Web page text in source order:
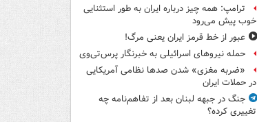
ترامپ: همه چیز درباره ایران به طور استثنایی
خوب پیش می‌رود
عبور از خط قرمز ایران یعنی مرگ!
حمله نیروهای اسرائیلی به خبرنگار پرس‌تی‌وی
«ضربه مغزی» شدن صدها نظامی آمریکایی
در حملات ایران
جنگ در جبهه لبنان بعد از تفاهم‌نامه چه
تغییری کرده؟